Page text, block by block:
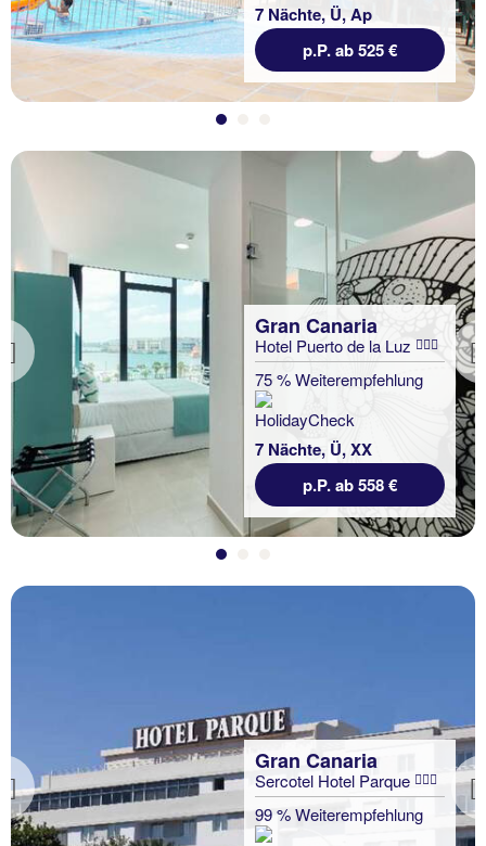
7 Nächte, Ü, Ap
p.P. ab 525 €
Previous
Gran Canaria
Hotel Puerto de la Luz
75 % Weiterempfehlung
7 Nächte, Ü, XX
p.P. ab 558 €
Previous
Gran Canaria
Sercotel Hotel Parque
99 % Weiterempfehlung